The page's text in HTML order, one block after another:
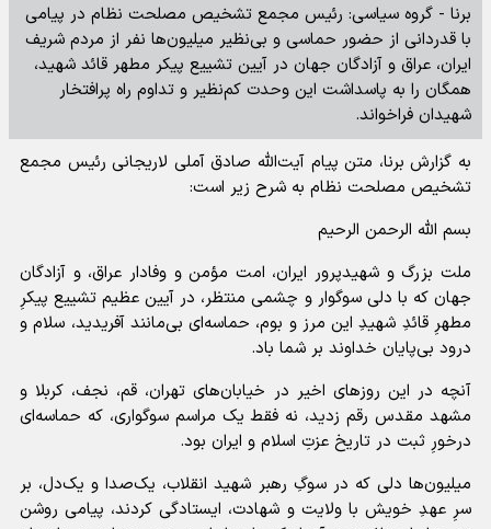
برنا - گروه سیاسی: رئیس مجمع تشخیص مصلحت نظام در پیامی
با قدردانی از حضور حماسی و بی‌نظیر میلیون‌ها نفر از مردم شریف
ایران، عراق و آزادگان جهان در آیین تشییع پیکر مطهر قائد شهید،
همگان را به پاسداشت این وحدت کم‌نظیر و تداوم راه پرافتخار
شهیدان فراخواند.
به گزارش برنا، متن پیام آیت‌الله صادق آملی لاریجانی رئیس مجمع
تشخیص مصلحت نظام به شرح زیر است:
بسم الله الرحمن الرحیم
ملت بزرگ و شهیدپرور ایران، امت مؤمن و وفادار عراق، و آزادگان
جهان که با دلی سوگوار و چشمی منتظر، در آیین عظیم تشییع پیکرِ
مطهرِ قائدِ شهیدِ این مرز و بوم، حماسه‌ای بی‌مانند آفریدید، سلام و
درود بی‌پایان خداوند بر شما باد.
آنچه در این روزهای اخیر در خیابان‌های تهران، قم، نجف، کربلا و
مشهد مقدس رقم زدید، نه فقط یک مراسم سوگواری، که حماسه‌ای
درخورِ ثبت در تاریخ عزتِ اسلام و ایران بود.
میلیون‌ها دلی که در سوگِ رهبر شهید انقلاب، یک‌صدا و یک‌دل، بر
سرِ عهدِ خویش با ولایت و شهادت، ایستادگی کردند، پیامی روشن